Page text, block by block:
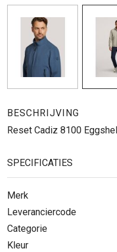
BESCHRIJVING
Reset Cadiz 8100 Eggshell
SPECIFICATIES
Merk
Leveranciercode
Categorie
Kleur